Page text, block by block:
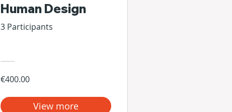
Human Design
3 Participants
€400.00
View more